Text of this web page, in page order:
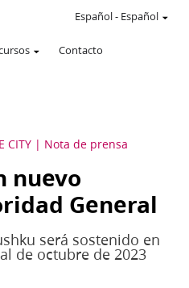
Contacto
Español- Español
CITY Nota de prensa
nuevo
General
será sostenido en
de octubre de 2023